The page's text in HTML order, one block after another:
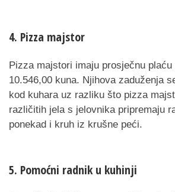
4. Pizza majstor
Pizza majstori imaju prosječnu plaću
10.546,00 kuna. Njihova zaduženja
kod kuhara uz razliku što pizza
različitih jela s jelovnika pripremaju
ponekad i kruh iz krušne peći.
5. Pomoćni radnik u kuhinji